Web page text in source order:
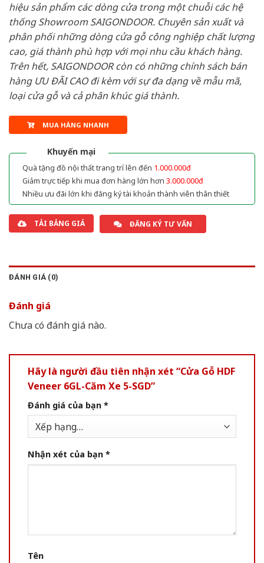
hiệu sản phẩm các dòng cửa trong một chuỗi các hệ
thống Showroom SAIGONDOOR. Chuyên sản xuất và
phân phối những dòng cửa gỗ công nghiệp chất lượng
cao, giá thành phù hợp với mọi nhu cầu khách hàng.
Trên hết, SAIGONDOOR còn có những chính sách bán
hàng ƯU ĐÃI CAO đi kèm với sự đa dạng về mẫu mã,
loại cửa gỗ và cả phân khúc giá thành.
MUA HÀNG NHANH
Khuyến mại
Quà tặng đồ nội thất trang trí lên đến 1.000.000đ
Giảm trực tiếp khi mua đơn hàng lớn hơn 3.000.000đ
Nhiều ưu đãi lớn khi đăng ký tài khoản thành viên thân thiết
TẢI BẢNG GIÁ ĐĂNG KÝ TƯ VẤN
ĐÁNH GIÁ (0)
Đánh giá
Chưa có đánh giá nào.
Hãy là người đầu tiên nhận xét “Cửa Gỗ HDF
Veneer 6GL-Căm Xe 5-SGD”
Đánh giá của bạn *
Nhận xét của bạn *
Tên